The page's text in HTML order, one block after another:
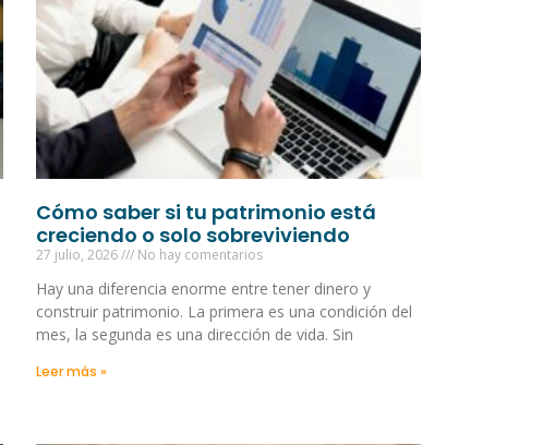
Cómo saber si tu patrimonio está
creciendo o solo sobreviviendo
27 julio, 2026 No hay comentarios
Hay una diferencia enorme entre tener dinero y
construir patrimonio. La primera es una condición del
mes, la segunda es una dirección de vida. Sin
Leer más »